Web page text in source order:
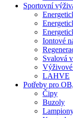
Sportovní
Iontové
Svalová
LAHVE
Potřeby pro
Čipy
Buzoly